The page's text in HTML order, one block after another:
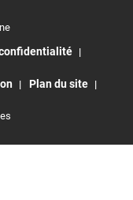
Plan du site